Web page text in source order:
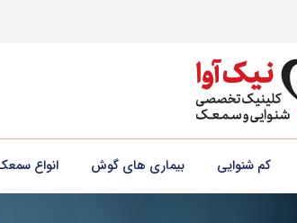
کم شنوایی بیماری های گوش انواع